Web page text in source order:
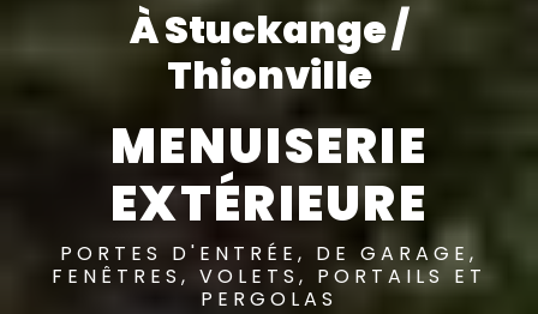
À Stuckange /
Thionville
MENUISERIE
EXTÉRIEURE
PORTES D'ENTRÉE, DE GARAGE,
FENÊTRES, VOLETS, PORTAILS ET
PERGOLAS